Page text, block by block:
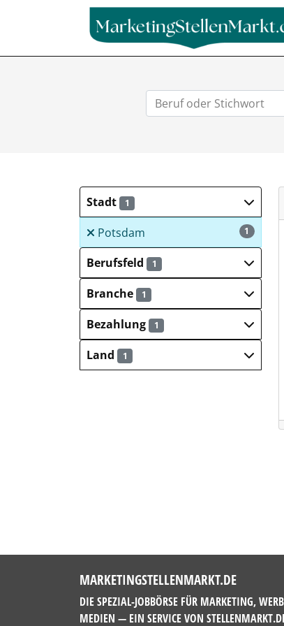
Stadt 1
1
Potsdam
Berufsfeld
1
Branche 1
Bezahlung 1
Land 1
MARKETINGSTELLENMARKT.DE
DIE SPEZIAL-JOBBÖRSE FÜR MARKETING,
MEDIEN — EIN SERVICE VON